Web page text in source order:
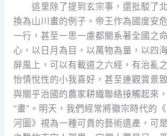
這里除了提到玄宗事，還批駁了
換為山川畫的例子。帝王作為國度安
一行，甚至一思一慮都關系著全國之
心，以日月為目，以萬物為量，以四
屏風上，可以有載道之六經，有治亂
怡情悅性的小我喜好，甚至連觀賞景
與關乎治國的農家耕織聯絡接觸起來
“畫”。明天，我們經常將徽宗時代的
河圖》視為一種可貴的藝術遺產，可